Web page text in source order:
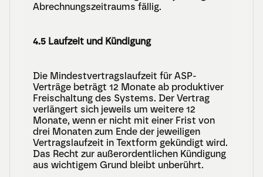
Abrechnungszeitraums fällig.
4.5 Laufzeit und Kündigung
Die Mindestvertragslaufzeit für ASP-
Verträge beträgt 12 Monate ab produktiver
Freischaltung des Systems. Der Vertrag
verlängert sich jeweils um weitere 12
Monate, wenn er nicht mit einer Frist von
drei Monaten zum Ende der jeweiligen
Vertragslaufzeit in Textform gekündigt wird.
Das Recht zur außerordentlichen Kündigung
aus wichtigem Grund bleibt unberührt.